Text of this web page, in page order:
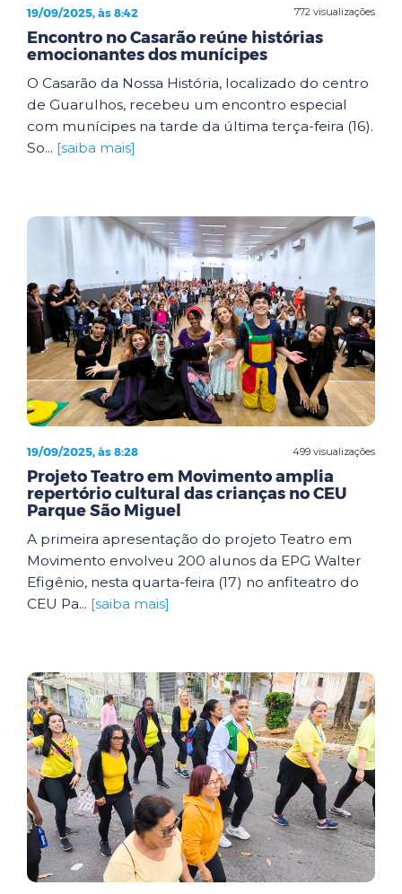
772 visualizações
19/09/2025, às 8:42
Encontro no Casarão reúne histórias
emocionantes dos munícipes
O Casarão da Nossa História, localizado do centro
de Guarulhos, recebeu um encontro especial
com munícipes na tarde da última terça-feira (16).
So... [saiba mais]
499 visualizações
19/09/2025, às 8:28
Projeto Teatro em Movimento amplia
repertório cultural das crianças no CEU
Parque São Miguel
A primeira apresentação do projeto Teatro em
Movimento envolveu 200 alunos da EPG Walter
Efigênio, nesta quarta-feira (17) no anfiteatro do
CEU Pa... [saiba mais]